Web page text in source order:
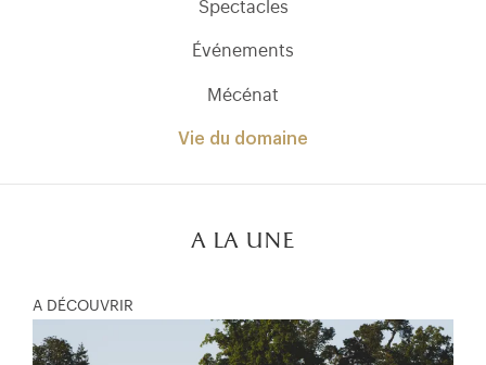
Spectacles
Événements
Mécénat
Vie du domaine
a la une
A DÉCOUVRIR